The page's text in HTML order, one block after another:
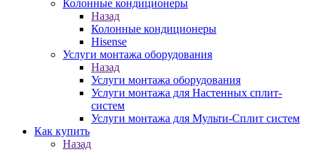
Колонные кондиционеры
Назад
Колонные кондиционеры
Hisense
Услуги монтажа оборудования
Назад
Услуги монтажа оборудования
Услуги монтажа для Настенных сплит-
систем
Услуги монтажа для Мульти-Сплит систем
Как купить
Назад